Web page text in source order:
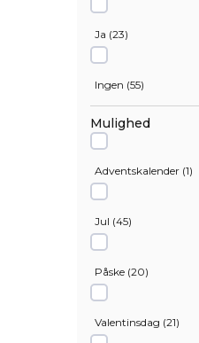
Brun (
Fuchsia (1
Grøn (3)
Guld
Lyseblå
Lyslilla
Mørk lilla )
Ja (23)
Ingen (55)
Mulighed
Adventskalender (1)
Jul (45)
Påske (20)
Valentinsdag (21)